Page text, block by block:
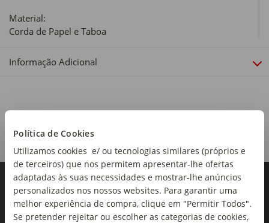
Política de Cookies
Utilizamos cookies e/ ou tecnologias similares (próprios e
de terceiros) que nos permitem apresentar-lhe ofertas
adaptadas às suas necessidades e mostrar-lhe anúncios
personalizados nos nossos websites. Para garantir uma
melhor experiência de compra, clique em "Permitir Todos".
Se pretender rejeitar ou escolher as categorias de cookies,
Material:
Corda de Papel e Taboa
Dimensões:
Diâmetro x Altura: 23 x 16cm
Garden
Coleção:
Garden
Informação Adicional